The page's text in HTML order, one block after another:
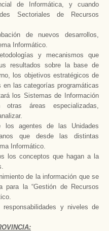
de Informática, y cuando
Sectoriales de Recursos
de nuevos desarrollos,
Informático.
y mecanismos que
resultados sobre la base de
los objetivos estratégicos de
las categorías programáticas
los Sistemas de Información
otras áreas especializadas,
los agentes de las Unidades
que desde las distintas
Informático.
los conceptos que hagan a la
de la información que se
para la “Gestión de Recursos
y niveles de
: